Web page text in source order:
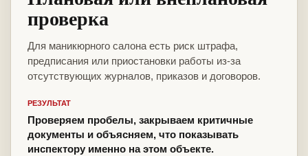
проверка
Для маникюрного салона есть риск штрафа,
предписания или приостановки работы из-за
отсутствующих журналов, приказов и договоров.
РЕЗУЛЬТАТ
Проверяем пробелы, закрываем критичные
документы и объясняем, что показывать
инспектору именно на этом объекте.